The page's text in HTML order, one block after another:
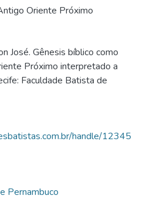
Oriente Próximo
José. Gênesis bíblico como
Próximo interpretado a
Faculdade Batista de
handle/12345
Pernambuco